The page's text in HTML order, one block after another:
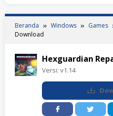
Beranda Windows Games
Download
Hexguardian
Versi: v1.14